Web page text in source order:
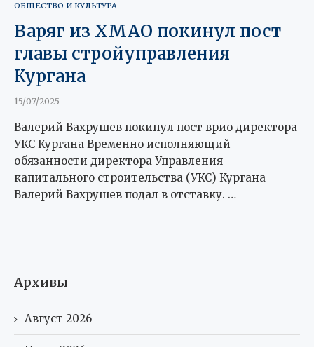
ОБЩЕСТВО И КУЛЬТУРА
Варяг из ХМАО покинул пост
главы стройуправления
Кургана
15/07/2025
Валерий Вахрушев покинул пост врио директора
УКС Кургана Временно исполняющий
обязанности директора Управления
капитального строительства (УКС) Кургана
Валерий Вахрушев подал в отставку. …
Архивы
Август 2026